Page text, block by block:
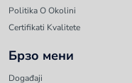
Politika O Okolini
Certifikati Kvalitete
Брзо мени
Događaji